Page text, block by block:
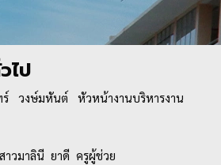
ไป
ร์ วงษ์มหันต์ หัวหน้างานบริหารงาน
าวมาลินี ยาดี ครูผู้ช่วย